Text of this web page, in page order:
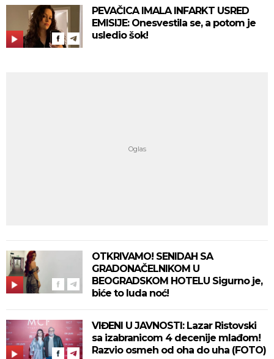
PEVAČICA IMALA INFARKT USRED
EMISIJE: Onesvestila se, a potom je
usledio šok!
OTKRIVAMO! SENIDAH SA
GRADONAČELNIKOM U
BEOGRADSKOM HOTELU Sigurno je,
biće to luda noć!
VIĐENI U JAVNOSTI: Lazar Ristovski
sa izabranicom 4 decenije mlađom!
Razvio osmeh od oha do uha (FOTO)